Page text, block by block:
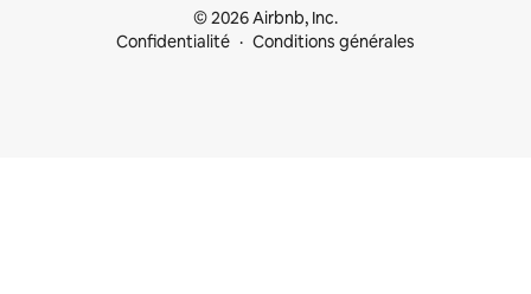
© 2026 Airbnb, Inc.
Confidentialité
Conditions générales